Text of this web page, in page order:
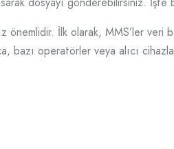
İlk olarak, MMS’ler veri
bazı operatörler veya alıcı